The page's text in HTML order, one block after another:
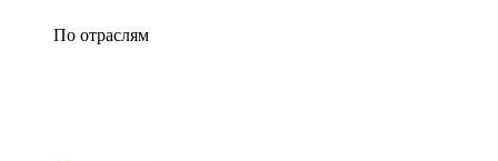
По отраслям